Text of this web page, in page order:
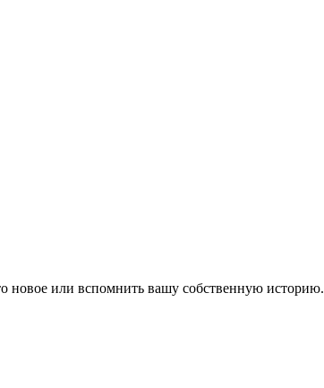
новое или вспомнить вашу собственную историю.